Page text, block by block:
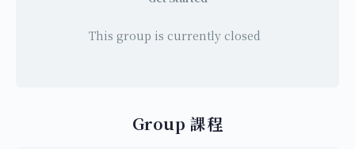
This group is currently closed
Group 課程